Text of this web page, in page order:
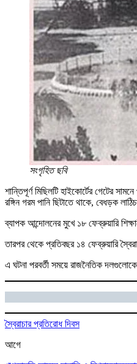
সংগৃহিত ছবি
শান্তিপূর্ণ মিছিলটি হাইকোর্টের গেটের
রঙ্গিন গরম পানি ছিটাতে থাকে, বেধড়ক
ব্যাপক আন্দোলনের মুখে ১৮ ফেব্রুয়ারি
তারপর থেকে প্রতিবছর ১৪ ফেব্রুয়ারি
এ ঘটনা পরবর্তী সময়ে রাজনৈতিক
স্বৈরাচার প্রতিরোধ দিবস
আগে